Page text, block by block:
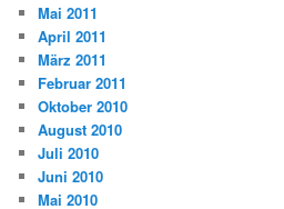
Mai 2011
April 2011
März 2011
Februar 2011
Oktober 2010
August 2010
Juli 2010
Juni 2010
Mai 2010